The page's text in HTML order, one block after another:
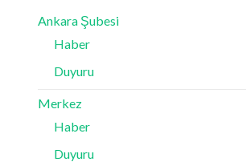
Ankara Şubesi
Haber
Duyuru
Merkez
Haber
Duyuru